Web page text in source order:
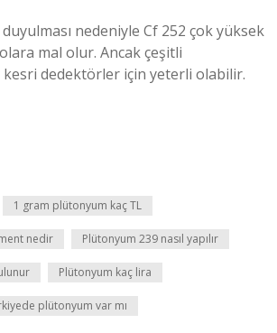
nedeniyle Cf 252 çok yüksek
mal olur. Ancak çeşitli
dedektörler için yeterli olabilir.
1 gram plütonyum kaç TL
nedir Plütonyum 239 nasıl yapılır
Plütonyum kaç lira
plütonyum var mı